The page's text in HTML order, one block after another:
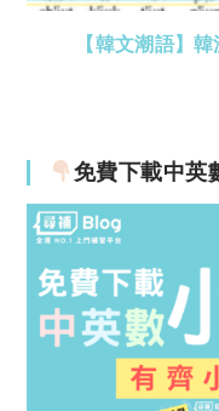
【韓文潮語】
免費下載中英